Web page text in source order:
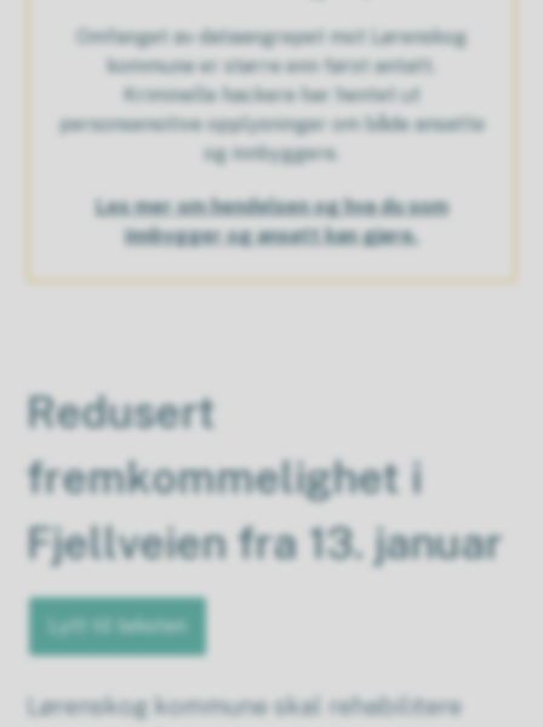
Omfanget av dataangrepet mot Lørenskog
kommune er større enn først antatt.
Kriminelle hackere har hentet ut
personsensitive opplysninger om både ansatte
og innbyggere.
Les mer om hendelsen og hva du som
innbygger og ansatt kan gjøre.
Redusert
fremkommelighet i
Fjellveien fra 13. januar
Lytt til teksten
Lørenskog kommune skal rehabilitere